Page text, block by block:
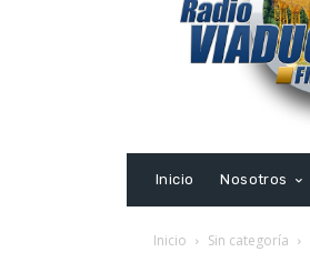
Inicio
Nosotros
Inicio Sin categoría